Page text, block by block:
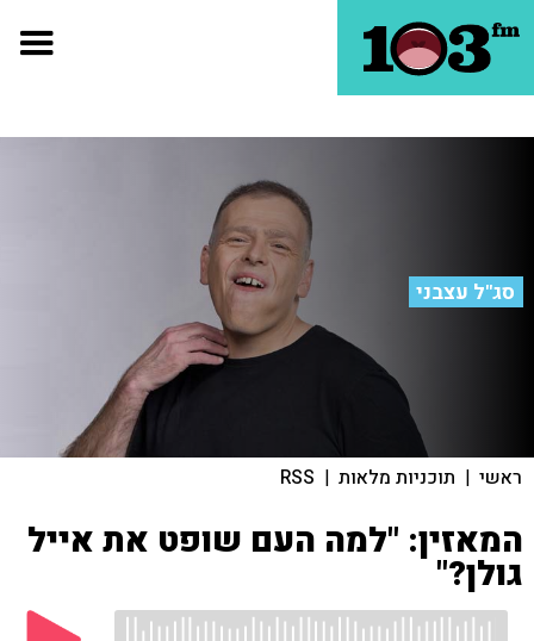
סג"ל עצבני
ראשי | תוכניות מלאות |
RSS
המאזין: "למה העם שופט את אייל
גולן?"